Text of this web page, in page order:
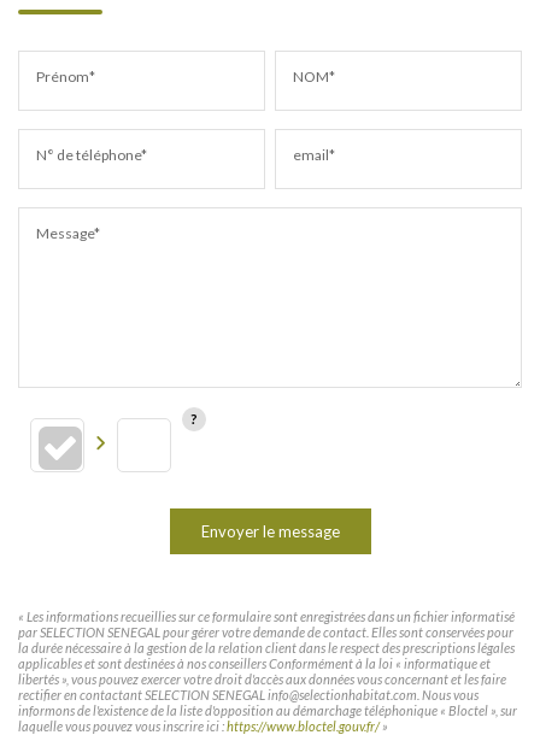
Prénom* NOM*
N° de téléphone* email*
Message*
Envoyer le message
« Les informations recueillies sur ce formulaire sont enregistrées dans un fichier informatisé
par SELECTION SENEGAL pour gérer votre demande de contact. Elles sont conservées pour
la durée nécessaire à la gestion de la relation client dans le respect des prescriptions légales
applicables et sont destinées à nos conseillers Conformément à la loi « informatique et
libertés », vous pouvez exercer votre droit d'accès aux données vous concernant et les faire
rectifier en contactant SELECTION SENEGAL info@selectionhabitat.com. Nous vous
informons de l'existence de la liste d'opposition au démarchage téléphonique « Bloctel », sur
laquelle vous pouvez vous inscrire ici :https://www.bloctel.gouv.fr/»